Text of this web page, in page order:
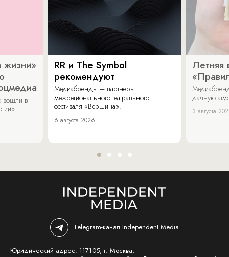
жизни»
вошли в
RR и The Symbol
рекомендуют
Медиабренды – партнеры
межрегионального театрального
фестиваля «Вершина».
6 августа 2026
Летняя
дачную
3 августа
Telegram-канал Independent Media
Юридический адрес: 117105, г. Москва,